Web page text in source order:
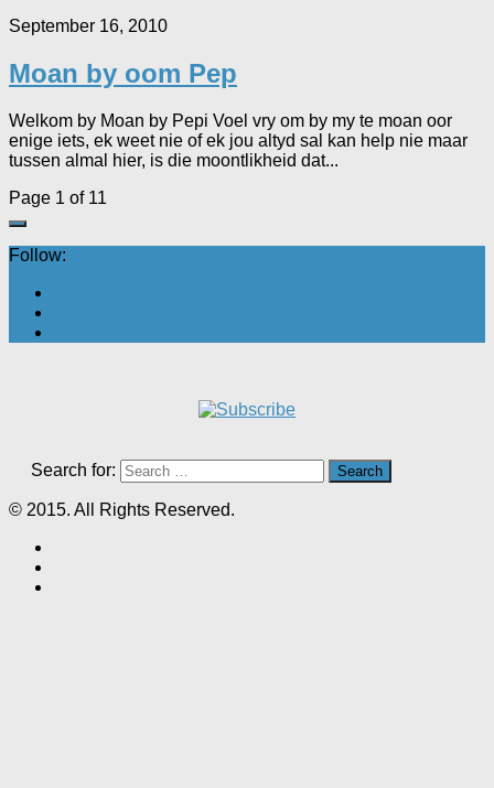
September 16, 2010
Moan by oom Pep
Welkom by Moan by Pepi Voel vry om by my te moan oor
enige iets, ek weet nie of ek jou altyd sal kan help nie maar
tussen almal hier, is die moontlikheid dat...
Page 1 of 11
Follow:
Search for:
© 2015. All Rights Reserved.